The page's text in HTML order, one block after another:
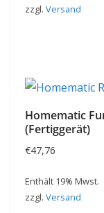
zzgl. Versand
Produkt
mehrere
Varianten
Die
Optionen
Homematic
(Fertiggerät)
€47,76
Enthält 19% Mwst.
zzgl. Versand